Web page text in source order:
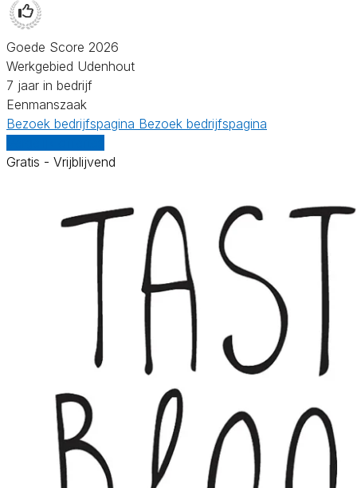
Goede Score 2026
Werkgebied Udenhout
7 jaar in bedrijf
Eenmanszaak
Bezoek bedrijfspagina Bezoek bedrijfspagina
Gratis - Vrijblijvend